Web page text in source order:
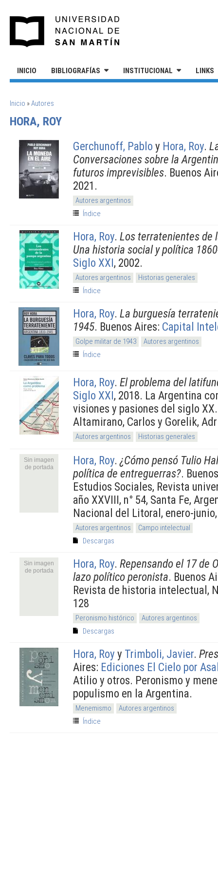
INICIO BIBLIOGRAFÍAS INSTITUCIONAL LINKS
SE ENCUENTRA USTED AQUÍ
Inicio »Autores
HORA, ROY
Gerchunoff, Pablo y Hora, Roy.
Conversaciones sobre la
futuros imprevisibles. Buenos
2021.
Autores argentinos
Índice
Hora, Roy. Los terratenientes de
Una historia social y política
Siglo XXI, 2002.
Autores argentinos
Historias generales
Índice
Hora, Roy. La burguesía
1945. Buenos Aires: Capital
Golpe militar de 1943
Autores argentinos
Índice
Hora, Roy. El problema del
Siglo XXI, 2018. La Argentina
visiones y pasiones del siglo
Altamirano, Carlos y Gorelik,
Autores argentinos Historias generales
Sin imagen
de portada
Hora, Roy. ¿Cómo pensó Tulio
política de entreguerras?.
Estudios Sociales, Revista
año XXVIII, n° 54, Santa Fe,
Nacional del Litoral, enero-
Autores argentinos
Campo intelectual
Descargas
Sin imagen
de portada
Hora, Roy. Repensando el 17 de
lazo político peronista. Buenos
Revista de historia intelectual,
128
Peronismo histórico
Autores argentinos
Descargas
Hora, Roy y Trimboli, Javier.
Aires: Ediciones El Cielo por
Atilio y otros. Peronismo y
populismo en la Argentina.
Menemismo
Autores argentinos
Índice